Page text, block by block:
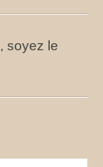
soyez le